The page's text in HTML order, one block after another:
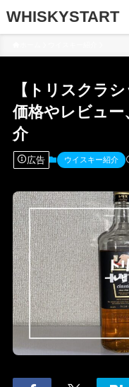
WHISKYSTART
【トリスクラ
価格やレビュ
介
広告 ウイスキー紹介